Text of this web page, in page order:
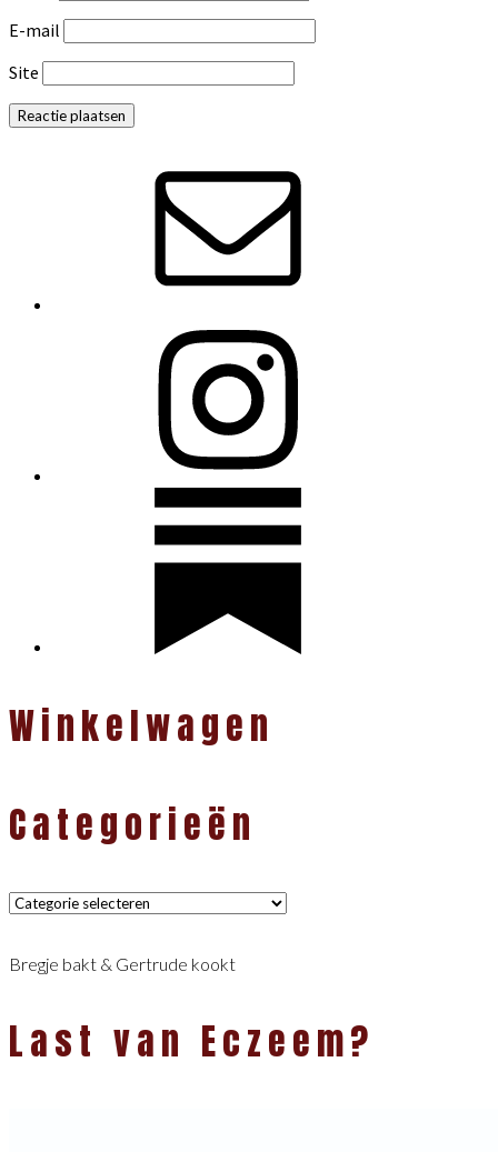
E-mail
Site
Winkelwagen
Categorieën
Categorieën
Bregje bakt & Gertrude kookt
Last van Eczeem?